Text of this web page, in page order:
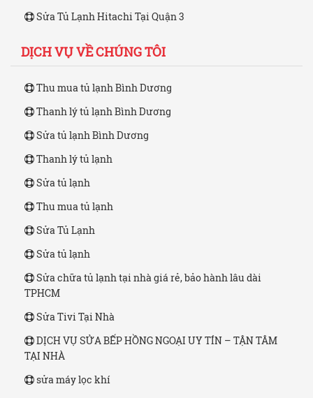
Sửa Tủ Lạnh Hitachi Tại Quận 3
DỊCH VỤ VỀ CHÚNG TÔI
Thu mua tủ lạnh Bình Dương
Thanh lý tủ lạnh Bình Dương
Sửa tủ lạnh Bình Dương
Thanh lý tủ lạnh
Sửa tủ lạnh
Thu mua tủ lạnh
Sửa Tủ Lạnh
Sửa tủ lạnh
Sửa chữa tủ lạnh tại nhà giá rẻ, bảo hành lâu dài
TPHCM
Sửa Tivi Tại Nhà
DỊCH VỤ SỬA BẾP HỒNG NGOẠI UY TÍN – TẬN TÂM
TẠI NHÀ
sửa máy lọc khí